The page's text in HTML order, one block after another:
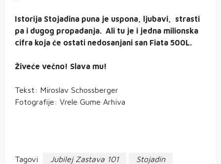
Istorija Stojadina puna je uspona, ljubavi, strasti
pa i dugog propadanja. Ali tu je i jedna milionska
cifra koja će ostati nedosanjani san Fiata 500L.
Živeće večno! Slava mu!
Tekst: Miroslav Schossberger
Fotografije: Vrele Gume Arhiva
Tagovi Jubilej Zastava 101
Stojadin